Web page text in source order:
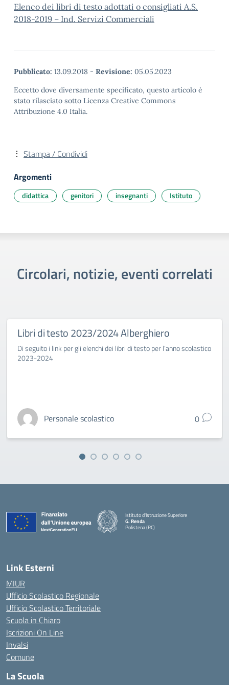
Elenco dei libri di testo adottati o consigliati A.S.
2018-2019 – Ind. Servizi Commerciali
Pubblicato: 13.09.2018 - Revisione: 05.05.2023
Eccetto dove diversamente specificato, questo articolo è
stato rilasciato sotto Licenza Creative Commons
Attribuzione 4.0 Italia.
Stampa / Condividi
Argomenti
didattica genitori insegnanti Istituto
Circolari, notizie, eventi correlati
Libri di testo 2023/2024 Alberghiero
Di seguito i link per gli elenchi dei libri di testo per l’anno scolastico
2023-2024
Personale scolastico 0
Istituto d'Istruzione Superiore
G. Renda
Polistena (RC)
Link Esterni
MIUR
Ufficio Scolastico Regionale
Ufficio Scolastico Territoriale
Scuola in Chiaro
Iscrizioni On Line
Invalsi
Comune
La Scuola